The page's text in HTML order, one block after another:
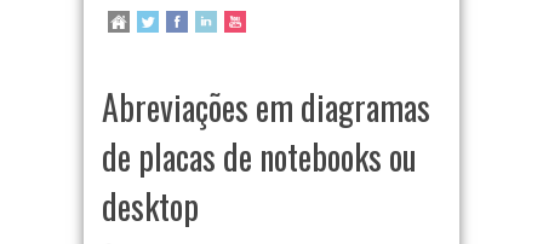
Abreviações em diagramas
de placas de notebooks ou
desktop